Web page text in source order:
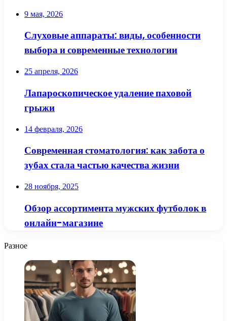
9 мая, 2026
Слуховые аппараты: виды, особенности
выбора и современные технологии
25 апреля, 2026
Лапароскопическое удаление паховой
грыжи
14 февраля, 2026
Современная стоматология: как забота о
зубах стала частью качества жизни
28 ноября, 2025
Обзор ассортимента мужских футболок в
онлайн-магазине
Разное